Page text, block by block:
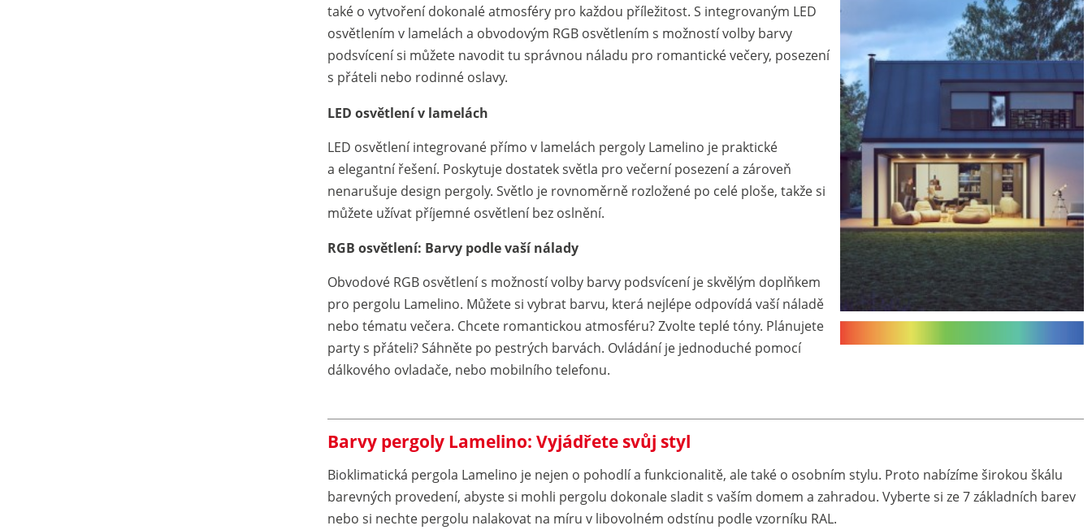
také o vytvoření dokonalé atmosféry pro každou příležitost. S integrovaným LED
osvětlením v lamelách a obvodovým RGB osvětlením s možností volby barvy
podsvícení si můžete navodit tu správnou náladu pro romantické večery, posezení
s přáteli nebo rodinné oslavy.
LED osvětlení v lamelách
LED osvětlení integrované přímo v lamelách pergoly Lamelino je praktické
a elegantní řešení. Poskytuje dostatek světla pro večerní posezení a zároveň
nenarušuje design pergoly. Světlo je rovnoměrně rozložené po celé ploše, takže si
můžete užívat příjemné osvětlení bez oslnění.
RGB osvětlení: Barvy podle vaší nálady
Obvodové RGB osvětlení s možností volby barvy podsvícení je skvělým doplňkem
pro pergolu Lamelino. Můžete si vybrat barvu, která nejlépe odpovídá vaší náladě
nebo tématu večera. Chcete romantickou atmosféru? Zvolte teplé tóny. Plánujete
party s přáteli? Sáhněte po pestrých barvách. Ovládání je jednoduché pomocí
dálkového ovladače, nebo mobilního telefonu.
Barvy pergoly Lamelino: Vyjádřete svůj styl
Bioklimatická pergola Lamelino je nejen o pohodlí a funkcionalitě, ale také o osobním stylu. Proto nabízíme širokou škálu
barevných provedení, abyste si mohli pergolu dokonale sladit s vaším domem a zahradou. Vyberte si ze 7 základních barev
nebo si nechte pergolu nalakovat na míru v libovolném odstínu podle vzorníku RAL.